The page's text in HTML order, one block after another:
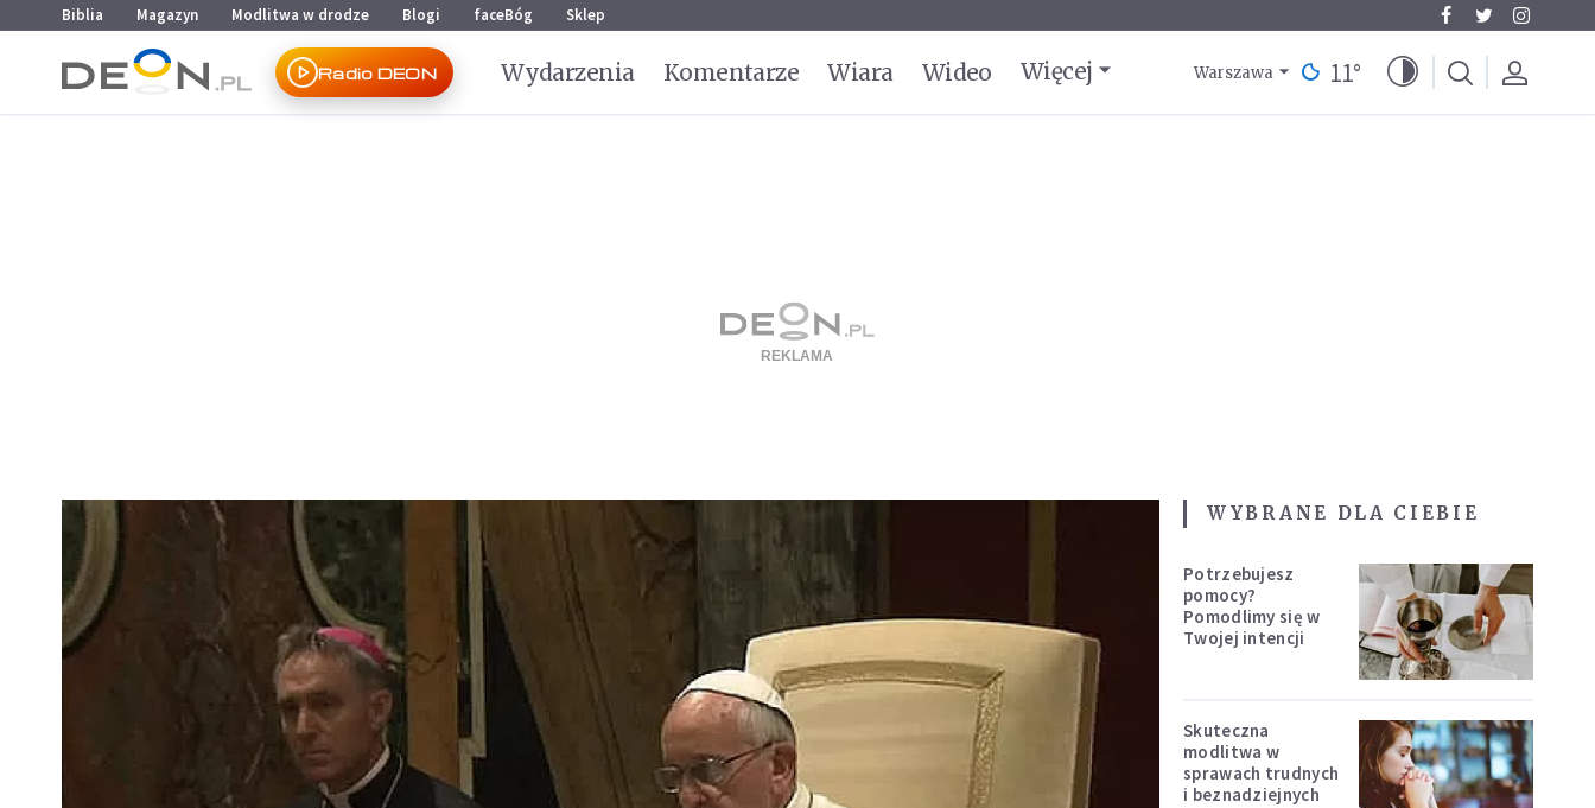
Przejdź do menu głównego
Przejdź do treści
Biblia Magazyn Modlitwa w drodze Blogi faceBóg Sklep
Radio DEON Wydarzenia Komentarze Wiara Wideo Więcej Warszawa 11°
WYBRANE DLA CIEBIE
Potrzebujesz
pomocy?
Pomodlimy się w
Twojej intencji
Skuteczna
modlitwa w
sprawach trudnych
i beznadziejnych